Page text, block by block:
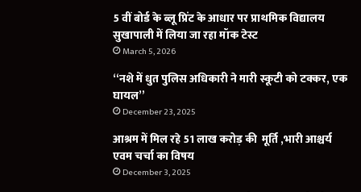
5 वीं बोर्ड के ब्लू प्रिंट के आधार पर प्राथमिक विद्यालय
सुखापाली में लिया जा रहा मॉक टेस्ट
March 5, 2026
“नशे में धुत पुलिस अधिकारी ने मारी स्कूटी को टक्कर, एक
घायल”
December 23, 2025
आश्रम में मिल रहे 51 लाख करोड़ की मूर्ति ,भारी आश्चर्य
एवम चर्चा का विषय
December 3, 2025